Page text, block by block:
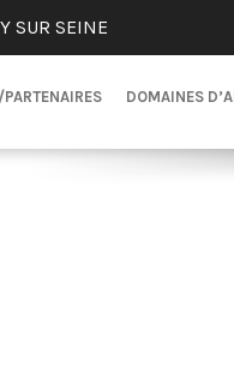
SUR SEINE
DOMAINES